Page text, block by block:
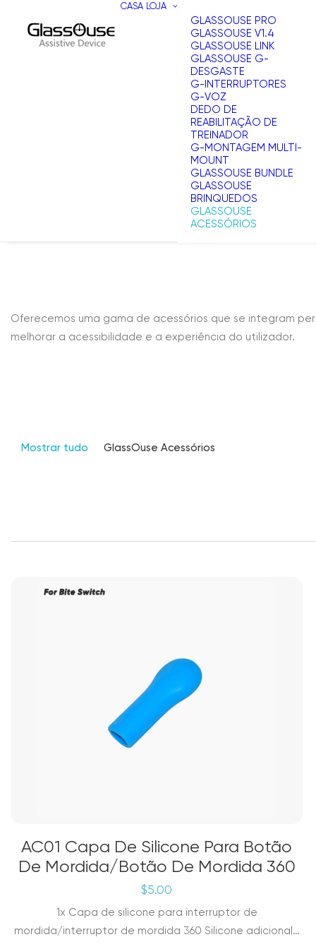
CASA LOJA
GLASSOUSE PRO
GLASSOUSE V1.4
GLASSOUSE LINK
GLASSOUSE G-
DESGASTE
G-INTERRUPTORES
G-VOZ
DEDO DE
REABILITAÇÃO DE
TREINADOR
G-MONTAGEM MULTI-
MOUNT
GLASSOUSE BUNDLE
GLASSOUSE
BRINQUEDOS
GLASSOUSE
ACESSÓRIOS
Oferecemos uma gama de acessórios que se integram
melhorar a acessibilidade e a experiência do utilizador.
Mostrar tudo GlassOuse Acessórios
AC01 Capa De Silicone Para Botão
De Mordida/Botão De Mordida 360
$5.00
1x Capa de silicone para interruptor de
mordida/interruptor de mordida 360 Silicone adicional…